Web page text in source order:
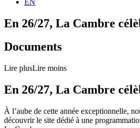
En 26/27, La Cambre
Documents
Lire plusLire moins
En 26/27, La Cambre
À l’aube de cette année exceptionnelle,
découvrir le site dédié à une